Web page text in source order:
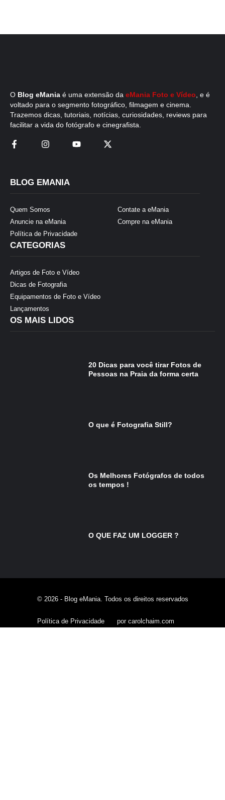
O Blog eMania é uma extensão da eMania Foto e Vídeo , e é
voltado para o segmento fotográfico, filmagem e cinema.
Trazemos dicas, tutoriais, notícias, curiosidades, reviews para
facilitar a vida do fotógrafo e cinegrafista.
BLOG EMANIA
Quem Somos
Anuncie na eMania
Política de Privacidade
Contate a eMania
Compre na eMania
CATEGORIAS
Artigos de Foto e Vídeo
Dicas de Fotografia
Equipamentos de Foto e Vídeo
Lançamentos
OS MAIS LIDOS
20 Dicas para você tirar Fotos de
Pessoas na Praia da forma certa
O que é Fotografia Still?
Os Melhores Fotógrafos de todos
os tempos !
O QUE FAZ UM LOGGER ?
© 2026 - Blog eMania. Todos os direitos reservados
Política de Privacidade por carolchaim.com